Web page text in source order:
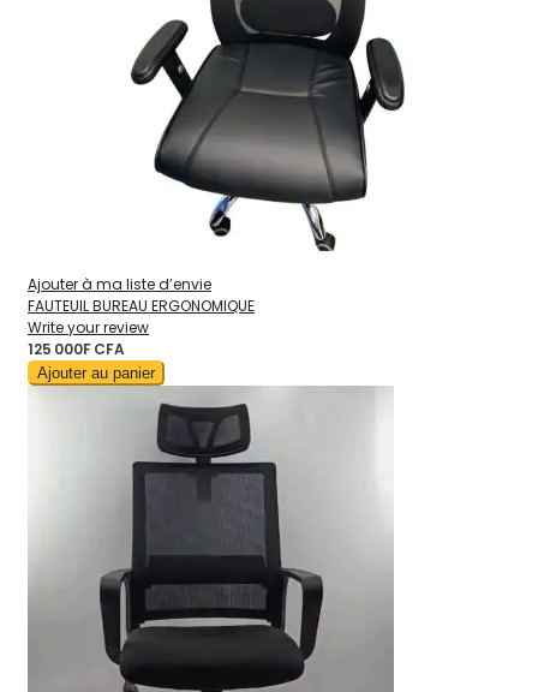
Ajouter à ma liste d’envie
FAUTEUIL BUREAU ERGONOMIQUE
Write your review
125 000F CFA
Ajouter au panier